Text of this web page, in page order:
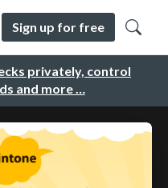
privately, control
and more …
Sign up for free